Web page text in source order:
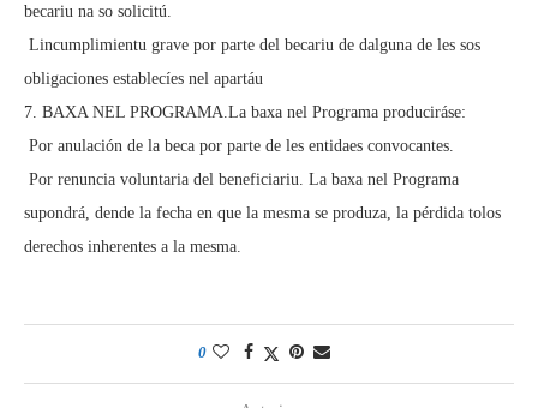
becariu na so solicitú.
 Lincumplimientu grave por parte del becariu de dalguna de les sos
obligaciones establecíes nel apartáu
7. BAXA NEL PROGRAMA.La baxa nel Programa produciráse:
 Por anulación de la beca por parte de les entidaes convocantes.
 Por renuncia voluntaria del beneficiariu. La baxa nel Programa
supondrá, dende la fecha en que la mesma se produza, la pérdida tolos
derechos inherentes a la mesma.
0